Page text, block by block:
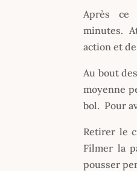
Après ce
minutes.
action et
Au bout
moyenne
bol. Pour
Retirer le
Filmer la
pousser